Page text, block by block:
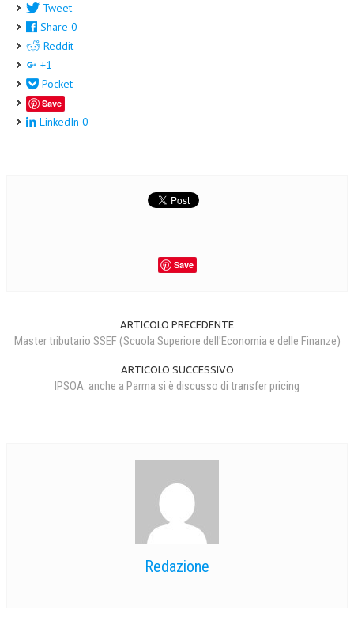
INTERNAZIONALIZZAZIONE
HUMAN RESOURCES
MARKETING
SVILUPPO SOSTENIBILE
DIRITTO DEL LAVORO
DIRITTO DEL WEB
FISCALITÀ INTERNAZIONALE
TAX RISK MANAGEMENT
Tweet
Share 0
Reddit
+1
Pocket
Save
LinkedIn 0
Save
ARTICOLO PRECEDENTE
Master tributario SSEF (Scuola Superiore dell'Economia e delle Finanze)
ARTICOLO SUCCESSIVO
IPSOA: anche a Parma si è discusso di transfer pricing
Redazione